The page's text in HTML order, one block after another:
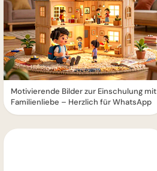
Motivierende Bilder zur Einschulung mit
Familienliebe – Herzlich für WhatsApp